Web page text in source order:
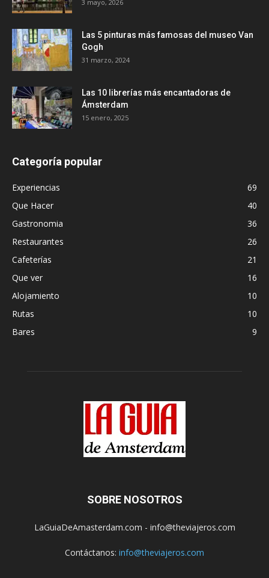
3 mayo, 2026
Las 5 pinturas más famosas del museo Van
Gogh
31 marzo, 2024
Las 10 librerías más encantadoras de
Ámsterdam
15 enero, 2025
Categoría popular
Experiencias
69
Que Hacer
40
Gastronomia
36
Restaurantes
26
Cafeterías
21
Que ver
16
Alojamiento
10
Rutas
10
Bares
9
SOBRE NOSOTROS
LaGuiaDeAmasterdam.com - info@theviajeros.com
Contáctanos: info@theviajeros.com